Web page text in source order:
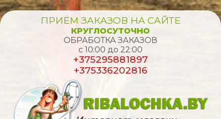
ПРИЁМ ЗАКАЗОВ НА САЙТЕ
КРУГЛОСУТОЧНО
ОБРАБОТКА ЗАКАЗОВ
с 10:00 до 22:00
+375295881897
+375336202816